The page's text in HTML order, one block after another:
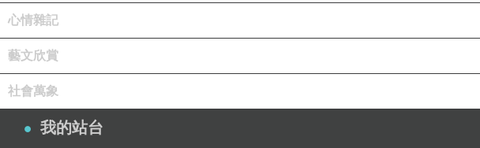
心情雜記
藝文欣賞
社會萬象
我的站台